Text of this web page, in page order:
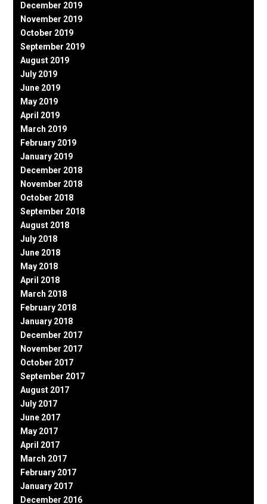
December 2019
November 2019
October 2019
September 2019
August 2019
July 2019
June 2019
May 2019
April 2019
March 2019
February 2019
January 2019
December 2018
November 2018
October 2018
September 2018
August 2018
July 2018
June 2018
May 2018
April 2018
March 2018
February 2018
January 2018
December 2017
November 2017
October 2017
September 2017
August 2017
July 2017
June 2017
May 2017
April 2017
March 2017
February 2017
January 2017
December 2016